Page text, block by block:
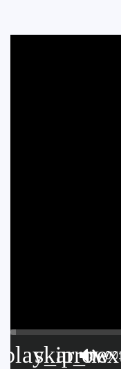
play_arrow